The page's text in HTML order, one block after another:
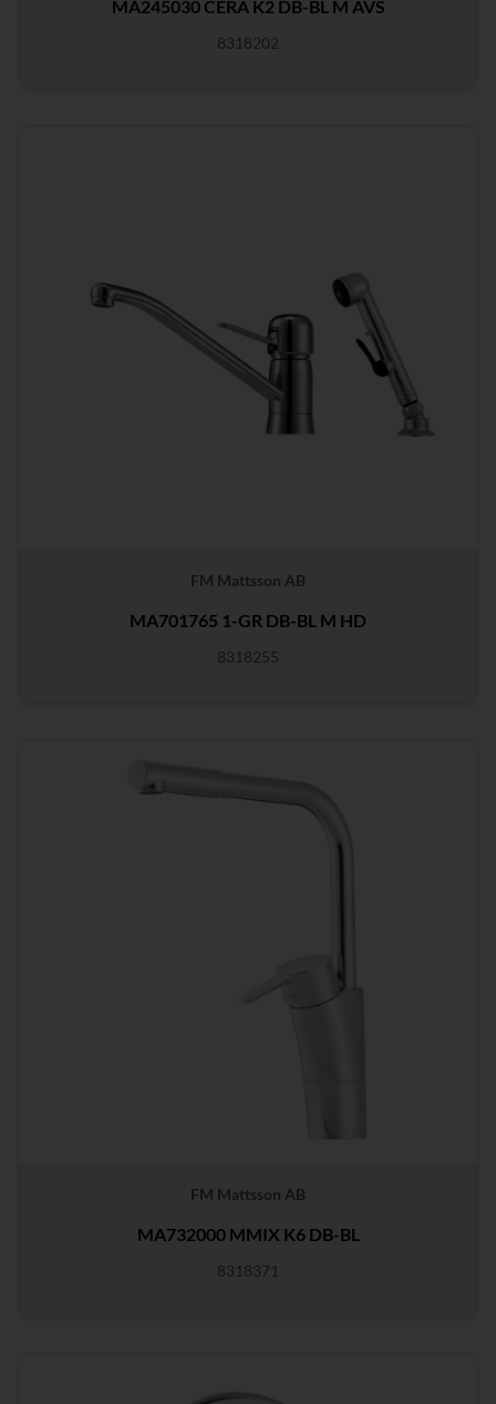
MA245030 CERA K2 DB-BL M AVS
8318202
FM Mattsson AB
MA701765 1-GR DB-BL M HD
8318255
FM Mattsson AB
MA732000 MMIX K6 DB-BL
8318371